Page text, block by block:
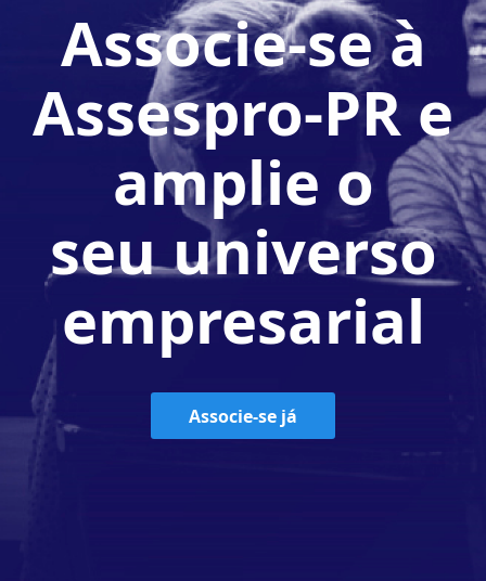
Associe-se à
Assespro-PR e
amplie o
seu universo
empresarial
Associe-se já